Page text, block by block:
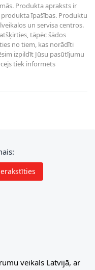
Produkta apraksts ir
īpašības. Produktu
un servisa centros.
tāpēc šādos
no tiem, kas norādīti
izpildīt Jūsu pasūtījumu
tiek informēts
veikals Latvijā, ar